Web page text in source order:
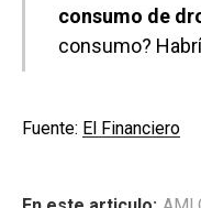
consumo de
consumo?
Fuente: El Financiero